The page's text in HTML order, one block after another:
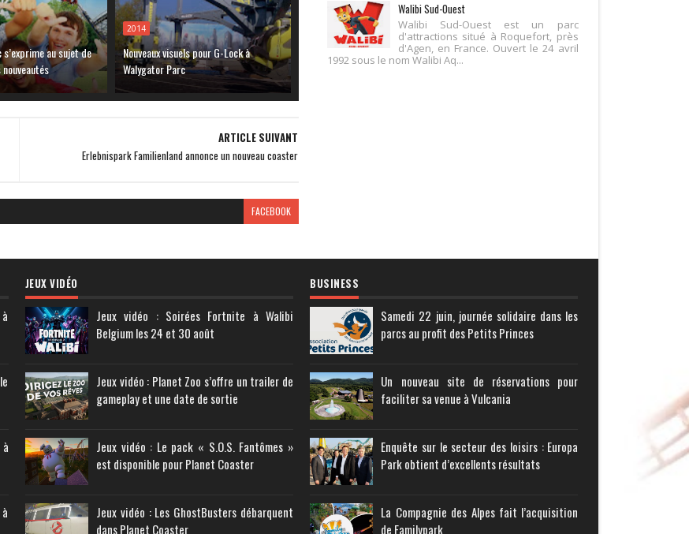
au sujet de
2014
Nouveaux visuels pour G-Lock à
Walygator Parc
ARTICLE SUIVANT
Erlebnispark Familienland annonce un nouveau coaster
FACEBOOK
Walibi Sud-Ouest
Walibi Sud-Ouest est un parc
d'attractions situé à Roquefort, près
d'Agen, en France. Ouvert le 24 avril
1992 sous le nom Walibi Aq...
JEUX VIDÉO
Jeux vidéo : Soirées Fortnite à Walibi
Belgium les 24 et 30 août
Jeux vidéo : Planet Zoo s’offre un trailer de
gameplay et une date de sortie
Jeux vidéo : Le pack « S.O.S. Fantômes »
est disponible pour Planet Coaster
Jeux vidéo : Les GhostBusters débarquent
dans Planet Coaster
BUSINESS
Samedi 22 juin, journée solidaire dans les
parcs au profit des Petits Princes
Un nouveau site de réservations pour
faciliter sa venue à Vulcania
Enquête sur le secteur des loisirs : Europa
Park obtient d’excellents résultats
La Compagnie des Alpes fait l’acquisition
de Familypark